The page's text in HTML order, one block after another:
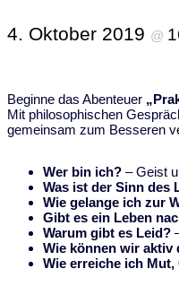
4. Oktober 2019 @
Beginne das Abenteuer
Mit philosophischen
gemeinsam zum Besseren
Wer bin ich? – Geist
Was ist der Sinn des
Wie gelange ich zur
Gibt es ein Leben
Warum gibt es Leid?
Wie können wir aktiv
Wie erreiche ich